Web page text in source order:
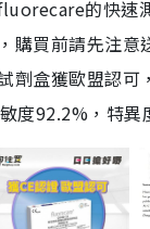
的快速
購買前請先注意
劑盒獲歐盟認
度92.2%，特異